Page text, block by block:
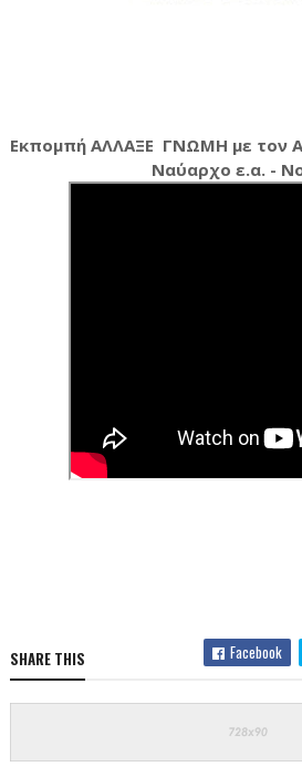
Εκπομπή ΑΛΛΑΞΕ ΓΝΩΜΗ με τον
Ναύαρχο ε.α. -
SHARE THIS Facebook